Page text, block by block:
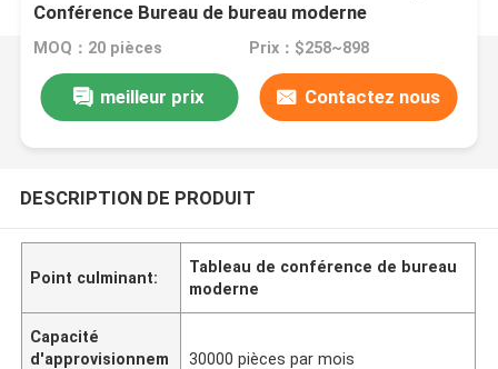
Conférence Bureau de bureau moderne
MOQ：20 pièces Prix：$258~898
meilleur prix Contactez nous
DESCRIPTION DE PRODUIT
Point culminant:
Tableau de conférence de bureau
moderne
Capacité
d'approvisionnem
30000 pièces par mois